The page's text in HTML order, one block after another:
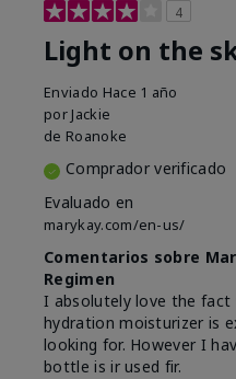
4
Light on the
Enviado Hace 1 año
por Jackie
de Roanoke
Comprador verificado
Evaluado en
marykay.com/en-us/
Comentarios sobre
Regimen
I absolutely love the fact
hydration moisturizer is
looking for. However I
bottle is ir used fir.